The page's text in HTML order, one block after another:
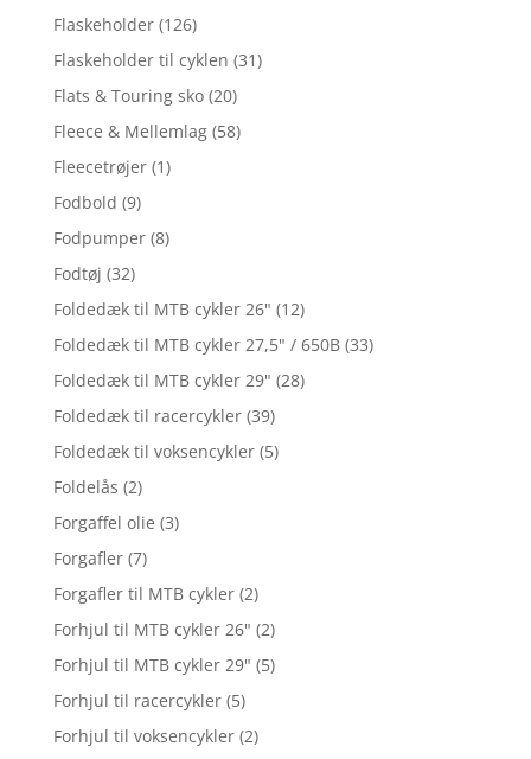
Flaskeholder (126)
Flaskeholder til cyklen (31)
Flats & Touring sko (20)
Fleece & Mellemlag (58)
Fleecetrøjer (1)
Fodbold (9)
Fodpumper (8)
Fodtøj (32)
Foldedæk til MTB cykler 26" (12)
Foldedæk til MTB cykler 27,5" / 650B (33)
Foldedæk til MTB cykler 29" (28)
Foldedæk til racercykler (39)
Foldedæk til voksencykler (5)
Foldelås (2)
Forgaffel olie (3)
Forgafler (7)
Forgafler til MTB cykler (2)
Forhjul til MTB cykler 26" (2)
Forhjul til MTB cykler 29" (5)
Forhjul til racercykler (5)
Forhjul til voksencykler (2)